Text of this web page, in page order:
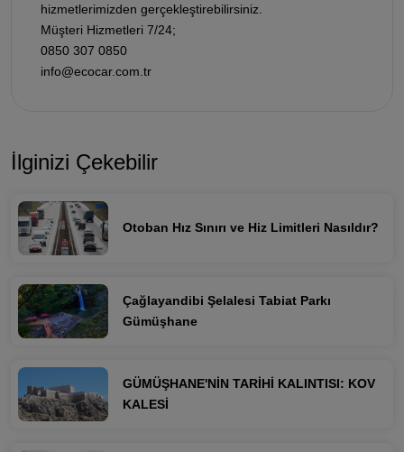
hizmetlerimizden gerçekleştirebilirsiniz.
Müşteri Hizmetleri 7/24;
0850 307 0850
info@ecocar.com.tr
İlginizi Çekebilir
Otoban Hız Sınırı ve Hiz Limitleri Nasıldır?
Çağlayandibi Şelalesi Tabiat Parkı
Gümüşhane
GÜMÜŞHANE'NİN TARİHİ KALINTISI: KOV
KALESİ